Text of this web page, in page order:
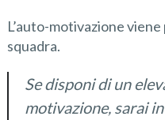
L’auto-motivazione
squadra.
Se disponi di un
motivazione, sarai